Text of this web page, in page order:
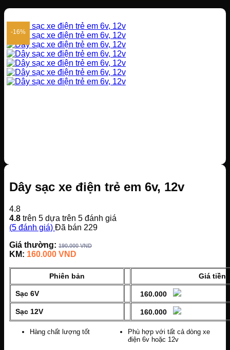
-16%
Dây sạc xe điện trẻ em 6v, 12v
4.8
4.8 trên 5 dựa trên 5 đánh giá
(5 đánh giá) Đã bán 229
Giá thường: 190.000VND
KM: 160.000 VND
Phiên bản Giá tiền
Sạc 6V 160.000
Sạc 12V 160.000
Hàng chất lượng tốt
Phù hợp với tất cả dòng xe
điện 6v hoặc 12v